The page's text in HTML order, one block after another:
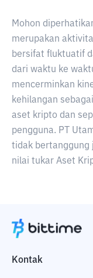
Mohon
merupakan
bersifat fluktuatif
dari waktu ke
mencerminkan
kehilangan
aset kripto dan
pengguna. PT
tidak bertanggung
nilai tukar Aset
Kontak